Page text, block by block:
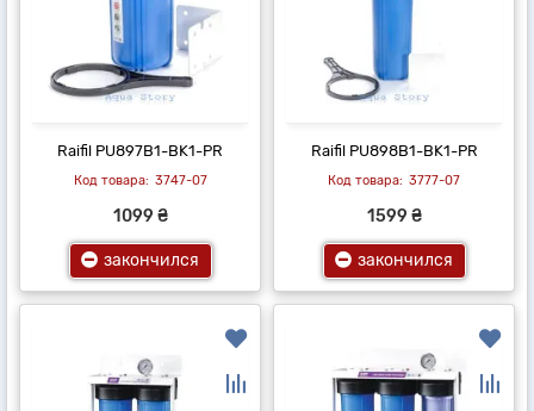
Raifil PU897B1-BK1-PR
3747-07
1099 ₴
закончился
Raifil PU898B1-BK1-PR
3777-07
1599 ₴
закончился